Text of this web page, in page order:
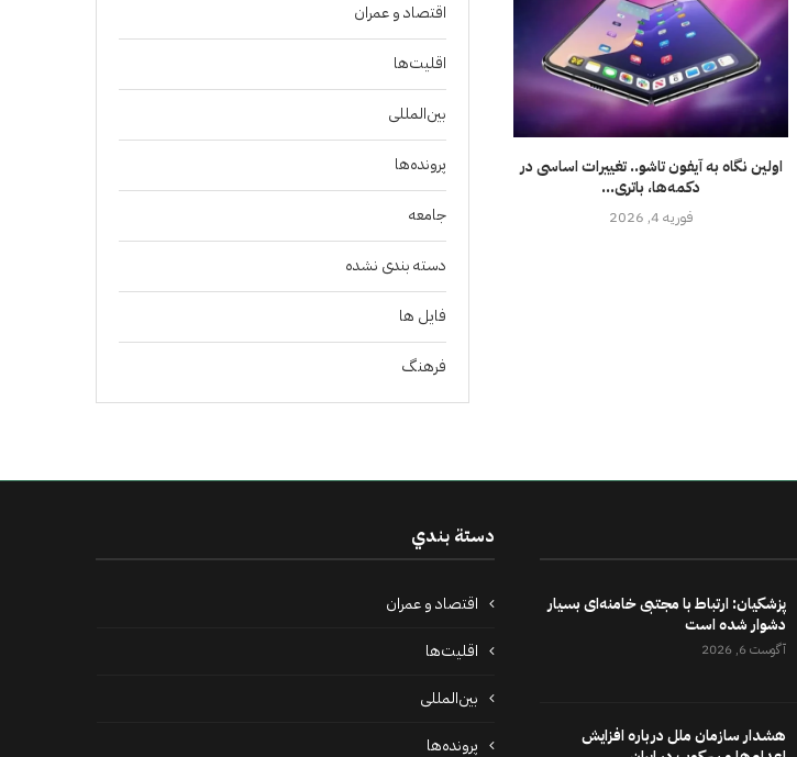
اولین نگاه به آیفون تاشو.. تغییرات اساسی در
دکمه‌ها، باتری...
فوریه 4, 2026
اقتصاد و عمران
اقلیت‌ها
بین‌المللی
پرونده‌ها
جامعه
دسته بندی نشده
فايل ها
فرهنگ
پزشکیان: ارتباط با مجتبی خامنه‌ای بسیار
دشوار شده است
آگوست 6, 2026
هشدار سازمان ملل درباره افزایش
دستة بندي
اقتصاد و عمران
اقلیت‌ها
بین‌المللی
پرونده‌ها